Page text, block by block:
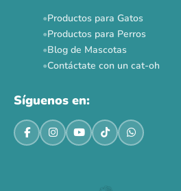
Productos para Gatos
Productos para Perros
Blog de Mascotas
Contáctate con un cat-oh
Síguenos en: